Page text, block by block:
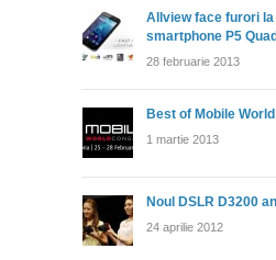
Allview face furori la
smartphone P5 Quad
28 februarie 2013
Best of Mobile
1 martie 2013
Noul DSLR D3200
24 aprilie 2012